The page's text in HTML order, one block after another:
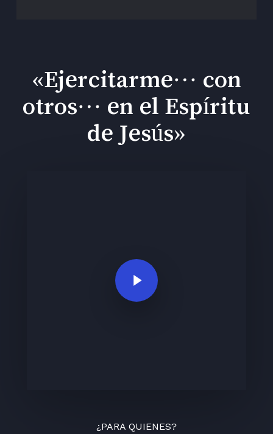
«Ejercitarme… con
otros… en el Espíritu
de Jesús»
Play Video
¿PARA QUIENES?